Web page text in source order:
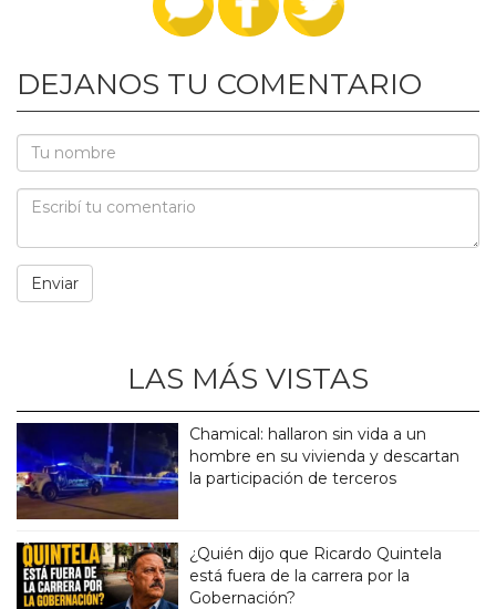
DEJANOS TU COMENTARIO
LAS MÁS VISTAS
Chamical: hallaron sin vida a un
hombre en su vivienda y descartan
la participación de terceros
¿Quién dijo que Ricardo Quintela
está fuera de la carrera por la
Gobernación?